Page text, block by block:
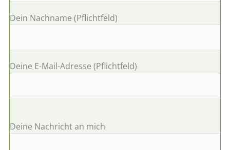
Dein Nachname (Pflichtfeld)
Deine E-Mail-Adresse (Pflichtfeld)
Deine Nachricht an mich